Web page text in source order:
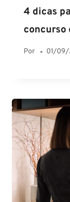
4 dicas
concurso
Por 01/